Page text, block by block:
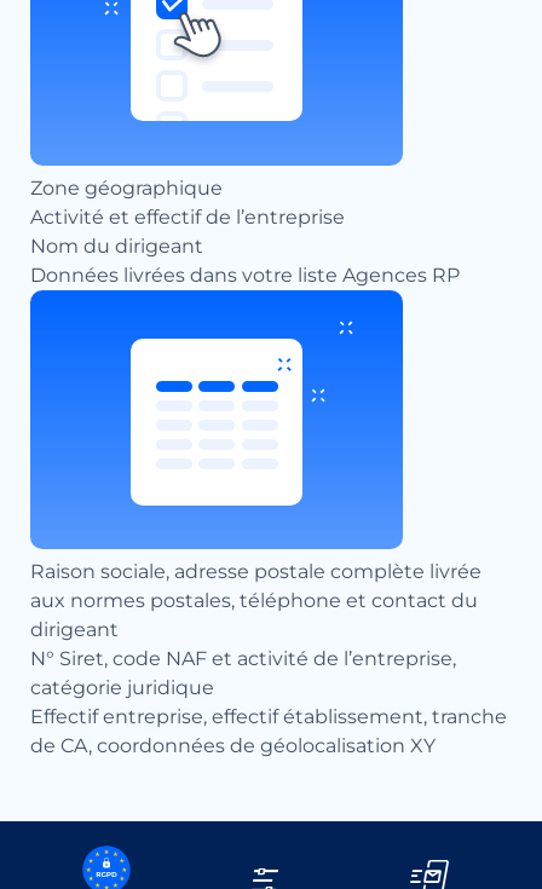
Zone géographique
Activité et effectif de l’entreprise
Nom du dirigeant
Données livrées dans votre liste Agences RP
Raison sociale, adresse postale complète livrée
aux normes postales, téléphone et contact du
dirigeant
N° Siret, code NAF et activité de l’entreprise,
catégorie juridique
Effectif entreprise, effectif établissement, tranche
de CA, coordonnées de géolocalisation XY